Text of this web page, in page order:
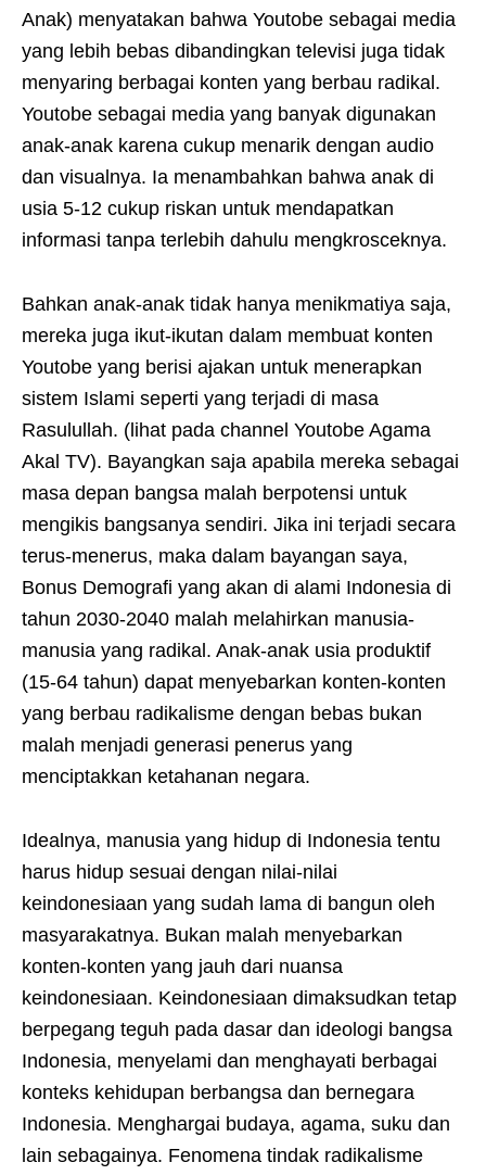
Anak) menyatakan bahwa Youtobe sebagai media
yang lebih bebas dibandingkan televisi juga tidak
menyaring berbagai konten yang berbau radikal.
Youtobe sebagai media yang banyak digunakan
anak-anak karena cukup menarik dengan audio
dan visualnya. Ia menambahkan bahwa anak di
usia 5-12 cukup riskan untuk mendapatkan
informasi tanpa terlebih dahulu mengkrosceknya.
Bahkan anak-anak tidak hanya menikmatiya saja,
mereka juga ikut-ikutan dalam membuat konten
Youtobe yang berisi ajakan untuk menerapkan
sistem Islami seperti yang terjadi di masa
Rasulullah. (lihat pada channel Youtobe Agama
Akal TV). Bayangkan saja apabila mereka sebagai
masa depan bangsa malah berpotensi untuk
mengikis bangsanya sendiri. Jika ini terjadi secara
terus-menerus, maka dalam bayangan saya,
Bonus Demografi yang akan di alami Indonesia di
tahun 2030-2040 malah melahirkan manusia-
manusia yang radikal. Anak-anak usia produktif
(15-64 tahun) dapat menyebarkan konten-konten
yang berbau radikalisme dengan bebas bukan
malah menjadi generasi penerus yang
menciptakkan ketahanan negara.
Idealnya, manusia yang hidup di Indonesia tentu
harus hidup sesuai dengan nilai-nilai
keindonesiaan yang sudah lama di bangun oleh
masyarakatnya. Bukan malah menyebarkan
konten-konten yang jauh dari nuansa
keindonesiaan. Keindonesiaan dimaksudkan tetap
berpegang teguh pada dasar dan ideologi bangsa
Indonesia, menyelami dan menghayati berbagai
konteks kehidupan berbangsa dan bernegara
Indonesia. Menghargai budaya, agama, suku dan
lain sebagainya. Fenomena tindak radikalisme